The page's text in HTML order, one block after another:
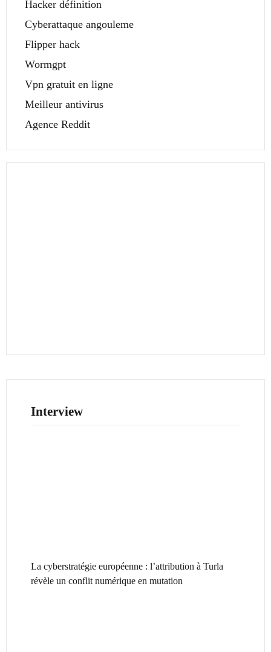
Hacker définition
Cyberattaque angouleme
Flipper hack
Wormgpt
Vpn gratuit en ligne
Meilleur antivirus
Agence Reddit
Interview
La cyberstratégie européenne : l’attribution à Turla
révèle un conflit numérique en mutation